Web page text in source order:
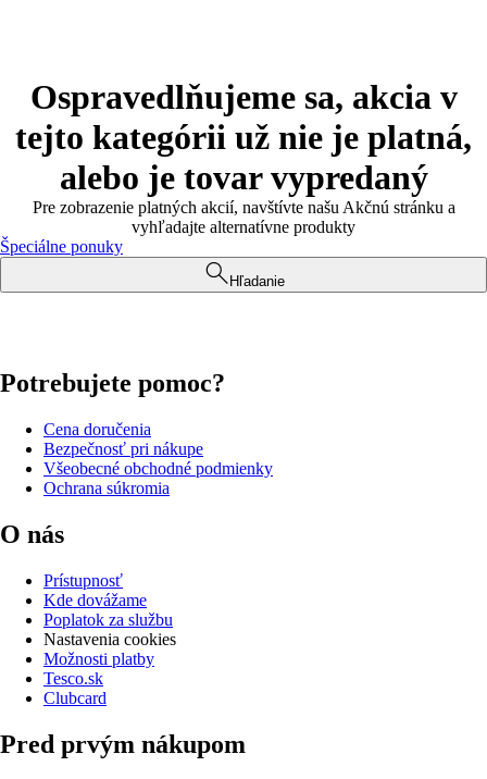
Ospravedlňujeme sa, akcia v
tejto kategórii už nie je platná,
alebo je tovar vypredaný
Pre zobrazenie platných akcií, navštívte našu Akčnú stránku a
vyhľadajte alternatívne produkty
Špeciálne ponuky
Hľadanie
Potrebujete pomoc?
Cena doručenia
Bezpečnosť pri nákupe
Všeobecné obchodné podmienky
Ochrana súkromia
O nás
Prístupnosť
Kde dovážame
Poplatok za službu
Nastavenia cookies
Možnosti platby
Tesco.sk
Clubcard
Pred prvým nákupom